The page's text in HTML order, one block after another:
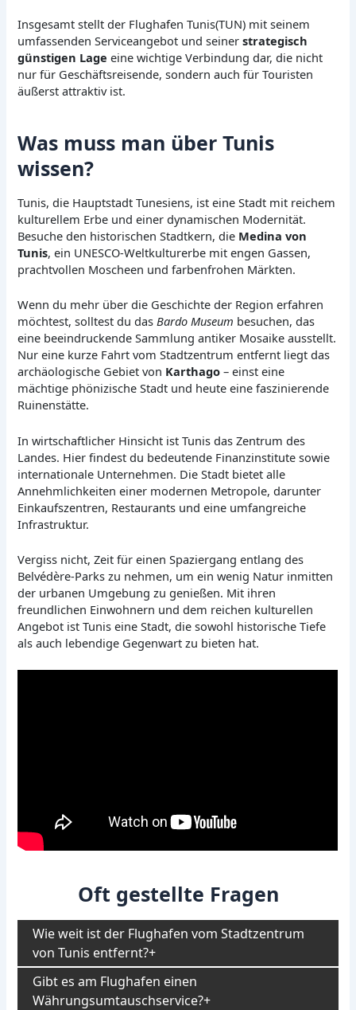
Insgesamt stellt der Flughafen Tunis(TUN) mit seinem
umfassenden Serviceangebot und seinerstrategisch
günstigen Lage eine wichtige Verbindung dar, die nicht
nur für Geschäftsreisende, sondern auch für Touristen
äußerst attraktiv ist.
Was muss man über Tunis
wissen?
Tunis, die Hauptstadt Tunesiens, ist eine Stadt mit reichem
kulturellem Erbe und einer dynamischen Modernität.
Besuche den historischen Stadtkern, die Medina von
Tunis, ein UNESCO-Weltkulturerbe mit engen Gassen,
prachtvollen Moscheen und farbenfrohen Märkten.
Wenn du mehr über die Geschichte der Region erfahren
möchtest, solltest du dasBardo Museum besuchen, das
eine beeindruckende Sammlung antiker Mosaike ausstellt.
Nur eine kurze Fahrt vom Stadtzentrum entfernt liegt das
archäologische Gebiet von Karthago – einst eine
mächtige phönizische Stadt und heute eine faszinierende
Ruinenstätte.
In wirtschaftlicher Hinsicht ist Tunis das Zentrum des
Landes. Hier findest du bedeutende Finanzinstitute sowie
internationale Unternehmen. Die Stadt bietet alle
Annehmlichkeiten einer modernen Metropole, darunter
Einkaufszentren, Restaurants und eine umfangreiche
Infrastruktur.
Vergiss nicht, Zeit für einen Spaziergang entlang des
Belvédère-Parks zu nehmen, um ein wenig Natur inmitten
der urbanen Umgebung zu genießen. Mit ihren
freundlichen Einwohnern und dem reichen kulturellen
Angebot ist Tunis eine Stadt, die sowohl historische Tiefe
als auch lebendige Gegenwart zu bieten hat.
Oft gestellte Fragen
Wie weit ist der Flughafen vom Stadtzentrum
von Tunis entfernt?
Gibt es am Flughafen einen
Währungsumtauschservice?